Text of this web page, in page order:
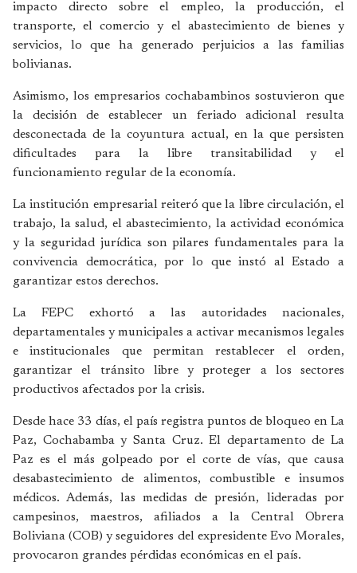
impacto directo sobre el empleo, la producción, el
transporte, el comercio y el abastecimiento de bienes y
servicios, lo que ha generado perjuicios a las familias
bolivianas.
Asimismo, los empresarios cochabambinos sostuvieron que
la decisión de establecer un feriado adicional resulta
desconectada de la coyuntura actual, en la que persisten
dificultades para la libre transitabilidad y el
funcionamiento regular de la economía.
La institución empresarial reiteró que la libre circulación, el
trabajo, la salud, el abastecimiento, la actividad económica
y la seguridad jurídica son pilares fundamentales para la
convivencia democrática, por lo que instó al Estado a
garantizar estos derechos.
La FEPC exhortó a las autoridades nacionales,
departamentales y municipales a activar mecanismos legales
e institucionales que permitan restablecer el orden,
garantizar el tránsito libre y proteger a los sectores
productivos afectados por la crisis.
Desde hace 33 días, el país registra puntos de bloqueo en La
Paz, Cochabamba y Santa Cruz. El departamento de La
Paz es el más golpeado por el corte de vías, que causa
desabastecimiento de alimentos, combustible e insumos
médicos. Además, las medidas de presión, lideradas por
campesinos, maestros, afiliados a la Central Obrera
Boliviana (COB) y seguidores del expresidente Evo Morales,
provocaron grandes pérdidas económicas en el país.